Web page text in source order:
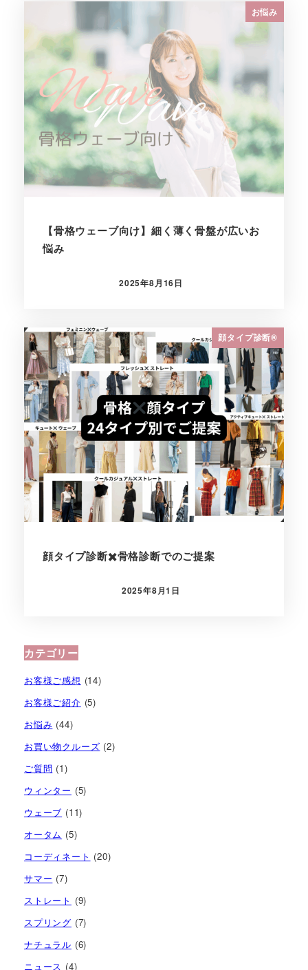
お悩み
【骨格ウェーブ向け】細く薄く骨盤が広いお
悩み
投稿日
2025年8月16日
顔タイプ診断®︎
顔タイプ診断✖️骨格診断でのご提案
投稿日
2025年8月1日
カテゴリー
お客様ご感想 (14)
お客様ご紹介 (5)
お悩み (44)
お買い物クルーズ (2)
ご質問 (1)
ウィンター (5)
ウェーブ (11)
オータム (5)
コーディネート (20)
サマー (7)
ストレート (9)
スプリング (7)
ナチュラル (6)
ニュース (4)